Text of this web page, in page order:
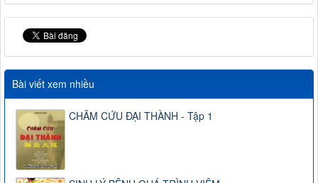
Bài viết xem nhiều
CHÂM CỨU ĐẠI THÀNH - Tập 1